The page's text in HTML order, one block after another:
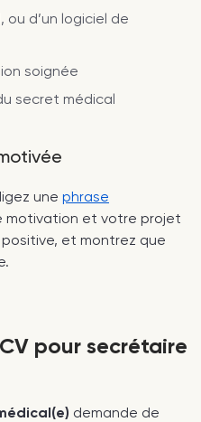
ou d’un logiciel de
soignée
secret médical
une phrase
motivation et votre projet
et montrez que
pour secrétaire
demande de